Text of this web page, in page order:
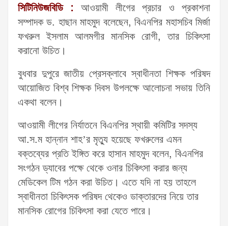
সিটিনিউজবিডি : আওয়ামী লীগের প্রচার ও প্রকাশনা
সম্পাদক ড. হাছান মাহমুদ বলেছেন, বিএনপির মহাসচিব মির্জা
ফখরুল ইসলাম আলমগীর মানসিক রোগী, তার চিকিৎসা
করানো উচিত।
বুধবার দুপুরে জাতীয় প্রেসক্লাবে স্বাধীনতা শিক্ষক পরিষদ
আয়োজিত বিশ্ব শিক্ষক দিবস উপলক্ষে আলোচনা সভায় তিনি
একথা বলেন।
আওয়ামী লীগের নির্যাতনে বিএনপির স্থায়ী কমিটির সদস্য
আ.স.ম হান্নান শাহ’র মৃত্যু হয়েছে ফখরুলের এমন
বক্তব্যের প্রতি ইঙ্গিত করে হাসান মাহমুদ বলেন, বিএনপির
সংগঠন ড্যাবের পক্ষে থেকে ওনার চিকিৎসা করার জন্য
মেডিকেল টিম গঠন করা উচিত। এতে যদি না হয় তাহলে
স্বাধীনতা চিকিৎসক পরিষদ থেকেও ডাক্তারদের নিয়ে তার
মানসিক রোগের চিকিৎসা করা যেতে পারে।